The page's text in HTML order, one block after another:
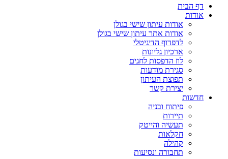
דף הבית
אודות
אודות עיתון שישי בגולן
אודות אתר עיתון שישי בגולן
לדפדוף הדיגיטלי
ארכיון גליונות
לוז הדפסות לחגים
סגירת מודעות
תפוצת העיתון
יצירת קשר
חדשות
פיתוח ובניה
תיירות
תעשיה והייטק
חקלאות
קהילה
תחבורה ונסיעות